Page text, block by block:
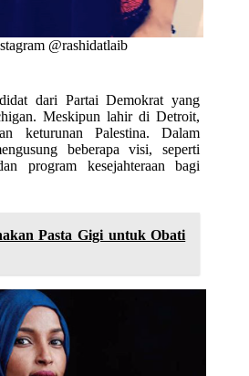
@rashidatlaib
dari Partai Demokrat yang
Meskipun lahir di Detroit,
keturunan Palestina. Dalam
beberapa visi, seperti
program kesejahteraan bagi
Pasta Gigi untuk Obati